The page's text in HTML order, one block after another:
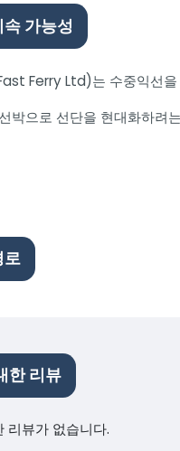
가능성
Ferry Ltd)는 수중익선
박으로 선단을 현대화하려
한 리뷰
뷰가 없습니다.